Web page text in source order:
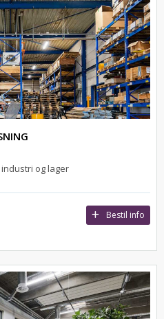
og lager
Bestil info